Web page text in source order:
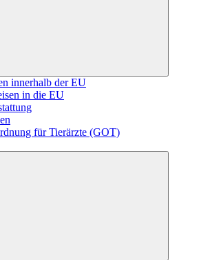
innerhalb der EU
in die EU
für Tierärzte (GOT)